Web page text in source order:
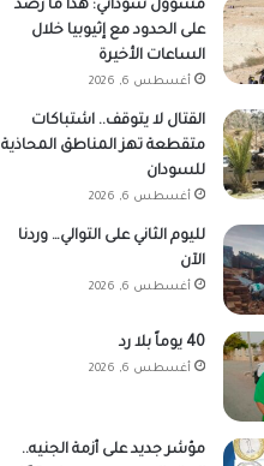
مسؤول سوداني: هذا ما رُصد
على الحدود مع إثيوبيا خلال
الساعات الأخيرة
أغسطس 6, 2026
القتال لا يتوقف.. اشتباكات
متقطعة تهز المناطق المحاذية
للسودان
أغسطس 6, 2026
لليوم الثاني على التوالي… وردنا
الآن
أغسطس 6, 2026
40 يوماً بلا رد
أغسطس 6, 2026
مؤشر جديد على أزمة الجنيه..